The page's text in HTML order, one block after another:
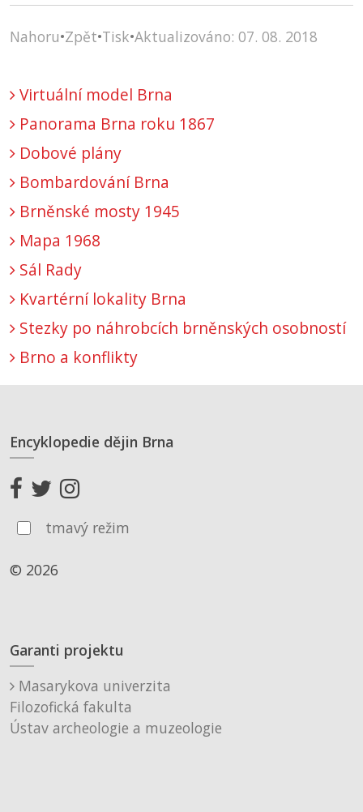
Nahoru•Zpět•Tisk•Aktualizováno: 07. 08. 2018
Virtuální model Brna
Panorama Brna roku 1867
Dobové plány
Bombardování Brna
Brněnské mosty 1945
Mapa 1968
Sál Rady
Kvartérní lokality Brna
Stezky po náhrobcích brněnských osobností
Brno a konflikty
Encyklopedie dějin Brna
tmavý režim
© 2026
Garanti projektu
Masarykova univerzita
Filozofická fakulta
Ústav archeologie a muzeologie